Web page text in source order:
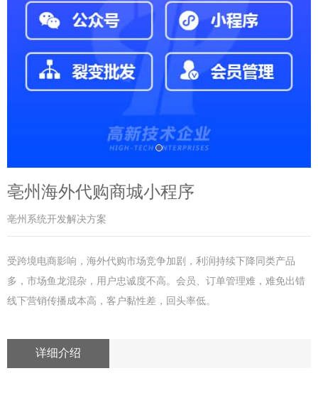
亳州海外代购商城小程序
亳州系统开发解决方案
受跨境电商影响，海外代购市场竞争加剧，利润持续下降同类产品
多，市场鱼龙混杂，用户忠诚度不高。会员、订单管理难，难免出错
线下营销传播成本高，客户黏性差，回头率低。
详细介绍